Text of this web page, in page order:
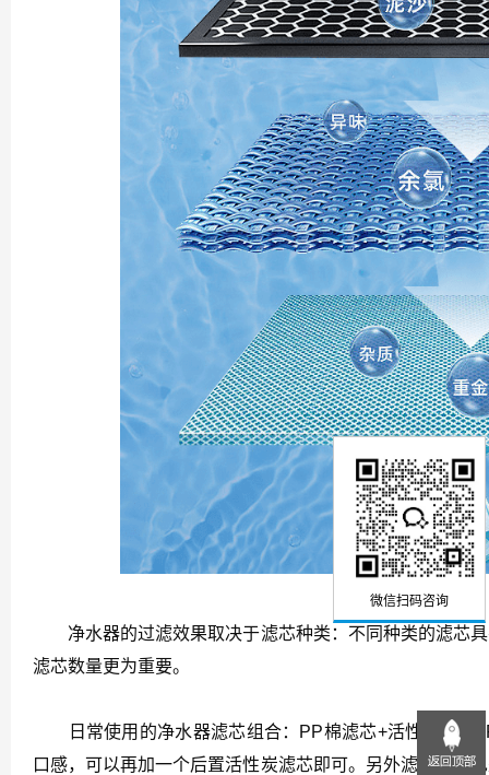
净水器的过滤效果取决于滤芯种类：不同种类的滤芯具
滤芯数量更为重要。
日常使用的净水器滤芯组合：PP棉滤芯+活性炭滤芯
口感，可以再加一个后置活性炭滤芯即可。另外滤芯质量